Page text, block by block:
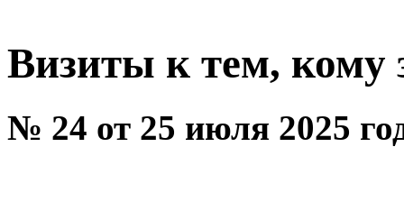
Визиты к тем, кому
№ 24 от 25 июля 2025